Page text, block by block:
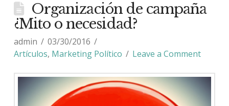
Organización de campaña
¿Mito o necesidad?
admin
03/30/2016
Artículos, Marketing Político Leave a Comment